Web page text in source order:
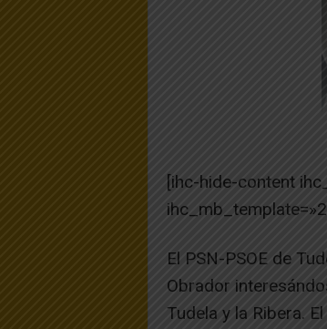
[ihc-hide-content
El PSN-PSOE de
Obrador
Tudela y la Ribera.